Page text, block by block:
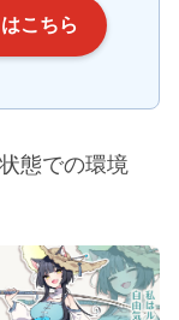
こちら
態での環境